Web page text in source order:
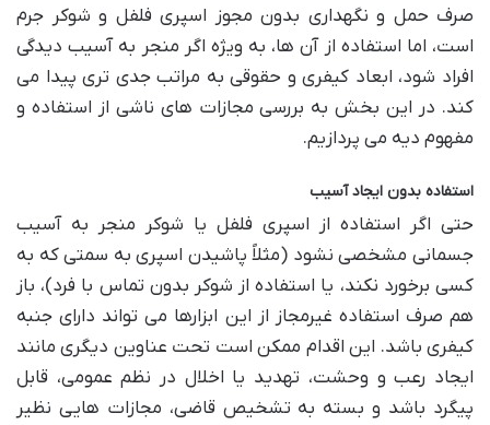
صرف حمل و نگهداری بدون مجوز اسپری فلفل و شوکر جرم
است، اما استفاده از آن ها، به ویژه اگر منجر به آسیب دیدگی
افراد شود، ابعاد کیفری و حقوقی به مراتب جدی تری پیدا می
کند. در این بخش به بررسی مجازات های ناشی از استفاده و
مفهوم دیه می پردازیم.
استفاده بدون ایجاد آسیب
حتی اگر استفاده از اسپری فلفل یا شوکر منجر به آسیب
جسمانی مشخصی نشود (مثلاً پاشیدن اسپری به سمتی که به
کسی برخورد نکند، یا استفاده از شوکر بدون تماس با فرد)، باز
هم صرف استفاده غیرمجاز از این ابزارها می تواند دارای جنبه
کیفری باشد. این اقدام ممکن است تحت عناوین دیگری مانند
ایجاد رعب و وحشت، تهدید یا اخلال در نظم عمومی، قابل
پیگرد باشد و بسته به تشخیص قاضی، مجازات هایی نظیر